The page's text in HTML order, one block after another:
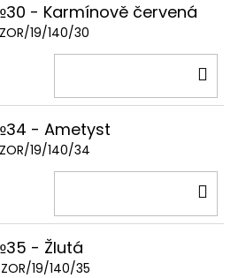
- Karmínově červená
19/140/30
- Ametyst
19/140/34
- Žlutá
19/140/35